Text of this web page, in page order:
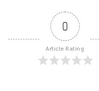
0
Article Rating